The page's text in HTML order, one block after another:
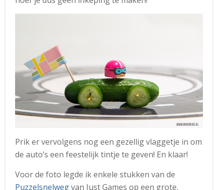
Prik er vervolgens nog een gezellig vlaggetje in om
de auto’s een feestelijk tintje te geven! En klaar!
Voor de foto legde ik enkele stukken van de
Puzzelsnelwegvan Just Games op een grote,